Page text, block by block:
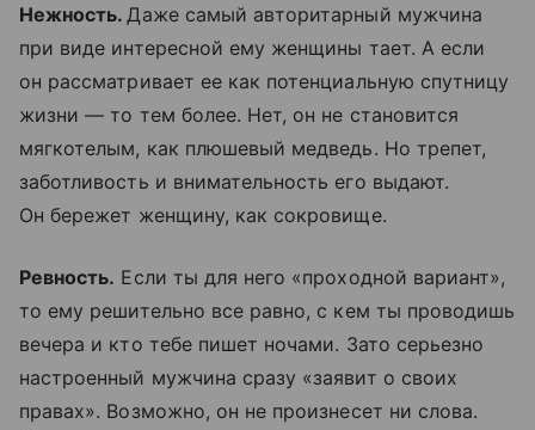
Нежность. Даже самый авторитарный мужчина
при виде интересной ему женщины тает. А если
он рассматривает ее как потенциальную спутницу
жизни — то тем более. Нет, он не становится
мягкотелым, как плюшевый медведь. Но трепет,
заботливость и внимательность его выдают.
Он бережет женщину, как сокровище.
Ревность. Если ты для него «проходной вариант»,
то ему решительно все равно, с кем ты проводишь
вечера и кто тебе пишет ночами. Зато серьезно
настроенный мужчина сразу «заявит о своих
правах». Возможно, он не произнесет ни слова.